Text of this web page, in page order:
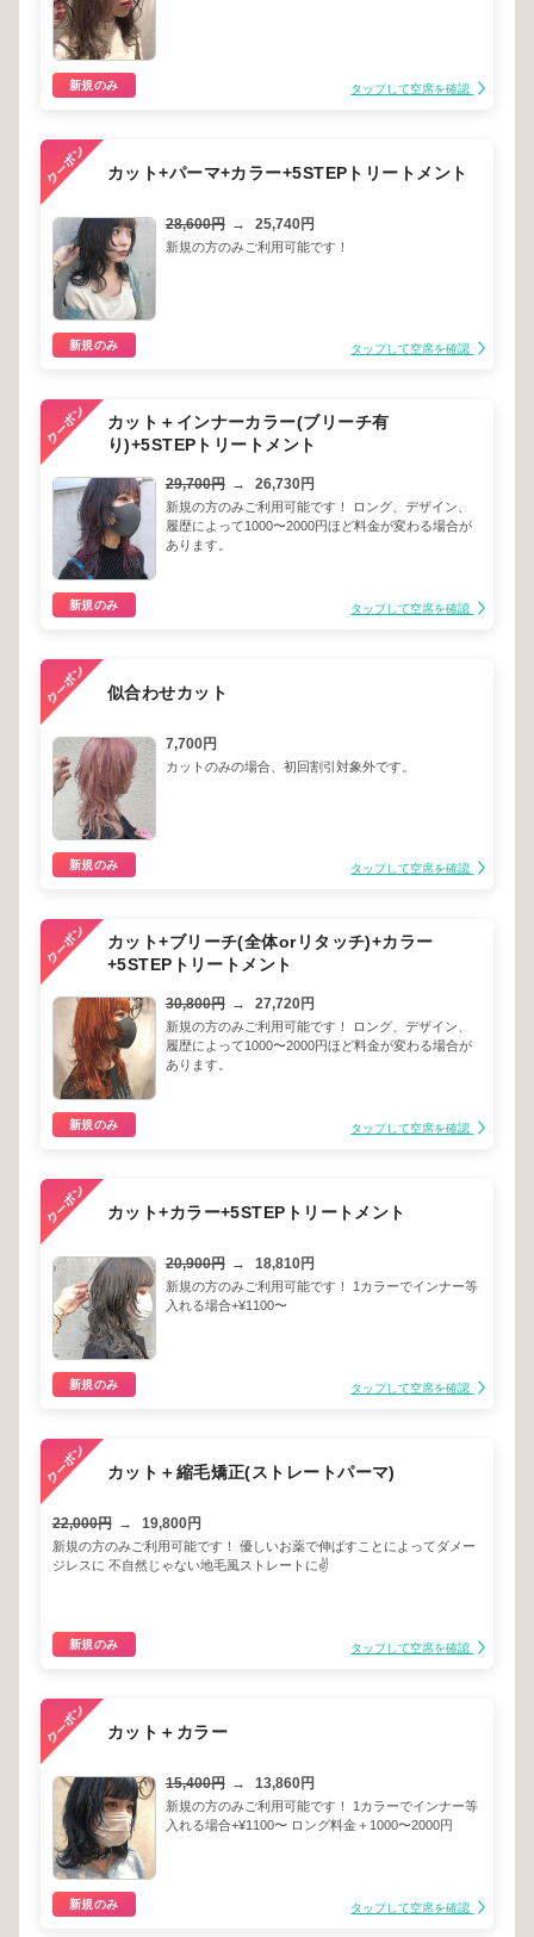
新規のみ タップして空席を確認
カット+パーマ+カラー+5STEPトリートメント
28,600円 → 25,740円
新規の方のみご利用可能です！
新規のみ タップして空席を確認
カット＋インナーカラー(ブリーチ有
り)+5STEPトリートメント
29,700円 → 26,730円
新規の方のみご利用可能です！ ロング、デザイン、
履歴によって1000〜2000円ほど料金が変わる場合が
あります。
新規のみ タップして空席を確認
似合わせカット
7,700円
カットのみの場合、初回割引対象外です。
新規のみ タップして空席を確認
カット+ブリーチ(全体orリタッチ)+カラー
+5STEPトリートメント
30,800円 → 27,720円
新規の方のみご利用可能です！ ロング、デザイン、
履歴によって1000〜2000円ほど料金が変わる場合が
あります。
新規のみ タップして空席を確認
カット+カラー+5STEPトリートメント
20,900円 → 18,810円
新規の方のみご利用可能です！ 1カラーでインナー等
入れる場合+¥1100〜
新規のみ タップして空席を確認
カット＋縮毛矯正(ストレートパーマ)
22,000円 → 19,800円
新規の方のみご利用可能です！ 優しいお薬で伸ばすことによってダメー
ジレスに 不自然じゃない地毛風ストレートに✌️
新規のみ タップして空席を確認
カット＋カラー
15,400円 → 13,860円
新規の方のみご利用可能です！ 1カラーでインナー等
入れる場合+¥1100〜 ロング料金＋1000〜2000円
新規のみ タップして空席を確認